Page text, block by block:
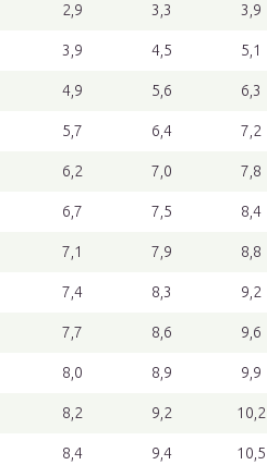
2,9 3,3 3,9
3,9 4,5 5,1
4,9 5,6 6,3
5,7 6,4 7,2
6,2 7,0 7,8
6,7 7,5 8,4
7,1 7,9 8,8
7,4 8,3 9,2
7,7 8,6 9,6
8,0 8,9 9,9
8,2 9,2 10,2
8,4 9,4 10,5